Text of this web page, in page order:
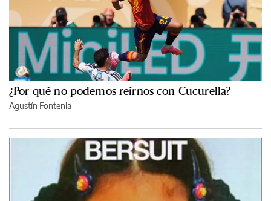
¿Por qué no podemos reírnos con Cucurella?
Agustín Fontenla